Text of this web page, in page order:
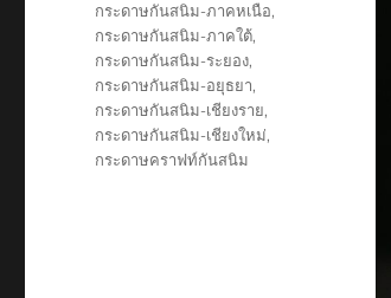
กระดาษกันสนิม-ภาคหเนือ,
กระดาษกันสนิม-ภาคใต้,
กระดาษกันสนิม-ระยอง,
กระดาษกันสนิม-อยุธยา,
กระดาษกันสนิม-เชียงราย,
กระดาษกันสนิม-เชียงใหม่,
กระดาษคราฟท์กันสนิม